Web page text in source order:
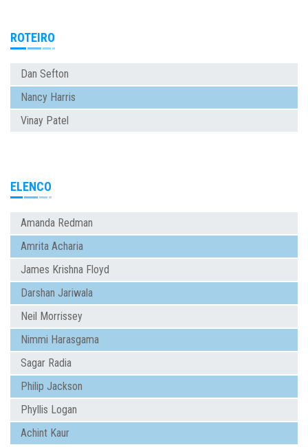
ROTEIRO
Dan Sefton
Nancy Harris
Vinay Patel
ELENCO
Amanda Redman
Amrita Acharia
James Krishna Floyd
Darshan Jariwala
Neil Morrissey
Nimmi Harasgama
Sagar Radia
Philip Jackson
Phyllis Logan
Achint Kaur